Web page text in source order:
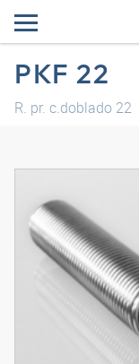
PKF 22
R. pr. c.doblado 22